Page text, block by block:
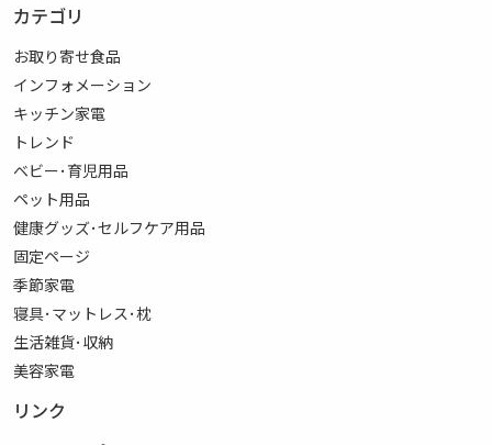
カテゴリ
お取り寄せ食品
インフォメーション
キッチン家電
トレンド
ベビー･育児用品
ペット用品
健康グッズ･セルフケア用品
固定ページ
季節家電
寝具･マットレス･枕
生活雑貨･収納
美容家電
リンク